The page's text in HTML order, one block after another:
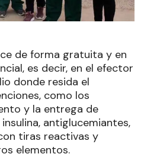
de forma gratuita y en
es decir, en el efector
donde resida el
como los
y la entrega de
antiglucemiantes,
tiras reactivas y
elementos.